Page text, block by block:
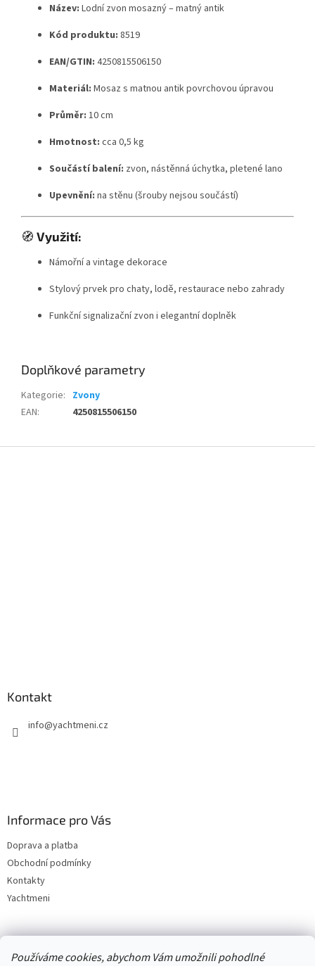
Používáme cookies, abychom Vám umožnili pohodlné
Název: Lodní zvon mosazný – matný antik
Kód produktu: 8519
EAN/GTIN: 4250815506150
Materiál: Mosaz s matnou antik povrchovou úpravou
Průměr: 10 cm
Hmotnost: cca 0,5 kg
Součástí balení: zvon, nástěnná úchytka, pletené lano
Upevnění: na stěnu (šrouby nejsou součástí)
🧭 Využití:
Námořní a vintage dekorace
Stylový prvek pro chaty, lodě, restaurace nebo zahrady
Funkční signalizační zvon i elegantní doplněk
Doplňkové parametry
Kategorie: Zvony
EAN: 4250815506150
Kontakt
info@yachtmeni.cz
Informace pro Vás
Doprava a platba
Obchodní podmínky
Kontakty
Yachtmeni
Zboží.cz Heureka.cz Yachtmeni ComGate Payments, a.s.